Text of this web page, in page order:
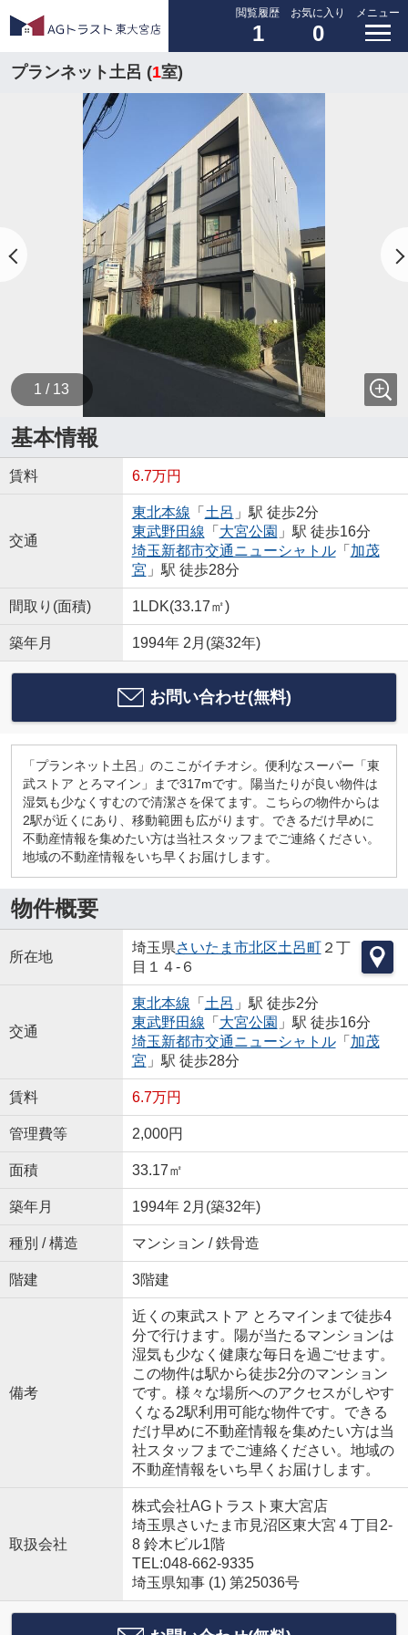
閲覧履歴
1
お気に入り
0
メニュー
プランネット土呂 (1室)
1 / 13
基本情報
賃料 6.7万円
交通
東北本線 「 土呂 」駅 徒歩2分
東武野田線 「 大宮公園 」駅 徒歩16分
埼玉新都市交通ニューシャトル「 加茂
宮 」駅 徒歩28分
間取り(面積) 1LDK(33.17㎡)
築年月 1994年 2月(築32年)
お問い合わせ(無料)
「プランネット土呂」のここがイチオシ。便利なスーパー「東
武ストア とろマイン」まで317mです。陽当たりが良い物件は
湿気も少なくすむので清潔さを保てます。こちらの物件からは
2駅が近くにあり、移動範囲も広がります。できるだけ早めに
不動産情報を集めたい方は当社スタッフまでご連絡ください。
地域の不動産情報をいち早くお届けします。
物件概要
所在地
埼玉県さいたま市北区土呂町２丁
目１４-６
交通
東北本線 「 土呂 」駅 徒歩2分
東武野田線 「 大宮公園 」駅 徒歩16分
埼玉新都市交通ニューシャトル「 加茂
宮 」駅 徒歩28分
賃料 6.7万円
管理費等 2,000円
面積 33.17㎡
築年月 1994年 2月(築32年)
種別 / 構造 マンション / 鉄骨造
階建 3階建
備考
近くの東武ストア とろマインまで徒歩4
分で行けます。陽が当たるマンションは
湿気も少なく健康な毎日を過ごせます。
この物件は駅から徒歩2分のマンション
です。様々な場所へのアクセスがしやす
くなる2駅利用可能な物件です。できる
だけ早めに不動産情報を集めたい方は当
社スタッフまでご連絡ください。地域の
不動産情報をいち早くお届けします。
取扱会社
株式会社AGトラスト東大宮店
埼玉県さいたま市見沼区東大宮４丁目2-
8 鈴木ビル1階
TEL:048-662-9335
埼玉県知事 (1) 第25036号